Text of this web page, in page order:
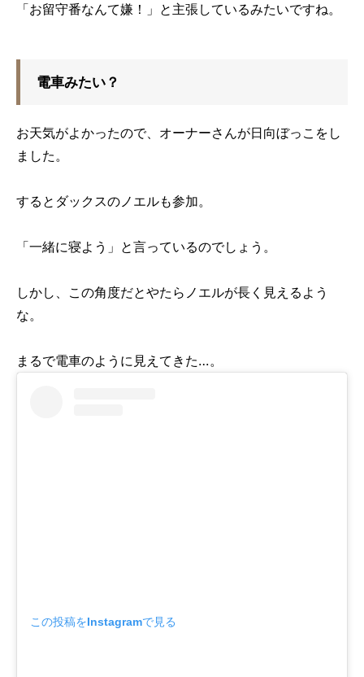
「お留守番なんて嫌！」と主張しているみたいですね。
電車みたい？
お天気がよかったので、オーナーさんが日向ぼっこをし
ました。
するとダックスのノエルも参加。
「一緒に寝よう」と言っているのでしょう。
しかし、この角度だとやたらノエルが長く見えるよう
な。
まるで電車のように見えてきた…。
この投稿をInstagramで見る